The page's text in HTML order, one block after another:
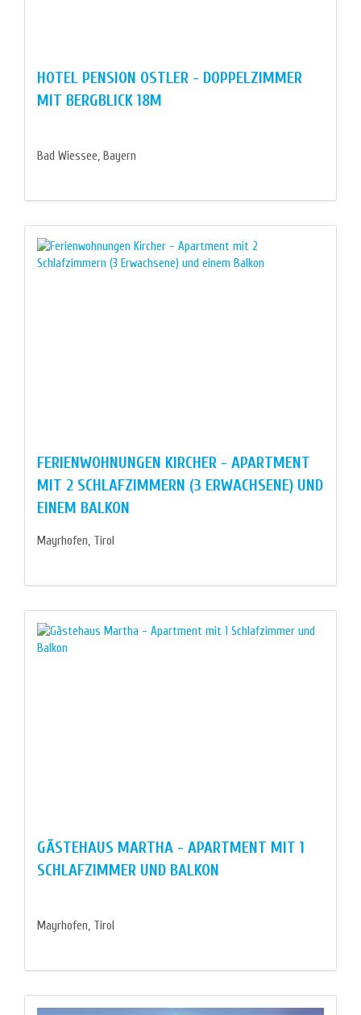
HOTEL PENSION OSTLER - DOPPELZIMMER
MIT BERGBLICK 18M
Bad Wiessee, Bayern
FERIENWOHNUNGEN KIRCHER - APARTMENT
MIT 2 SCHLAFZIMMERN (3 ERWACHSENE) UND
EINEM BALKON
Mayrhofen, Tirol
GÄSTEHAUS MARTHA - APARTMENT MIT 1
SCHLAFZIMMER UND BALKON
Mayrhofen, Tirol